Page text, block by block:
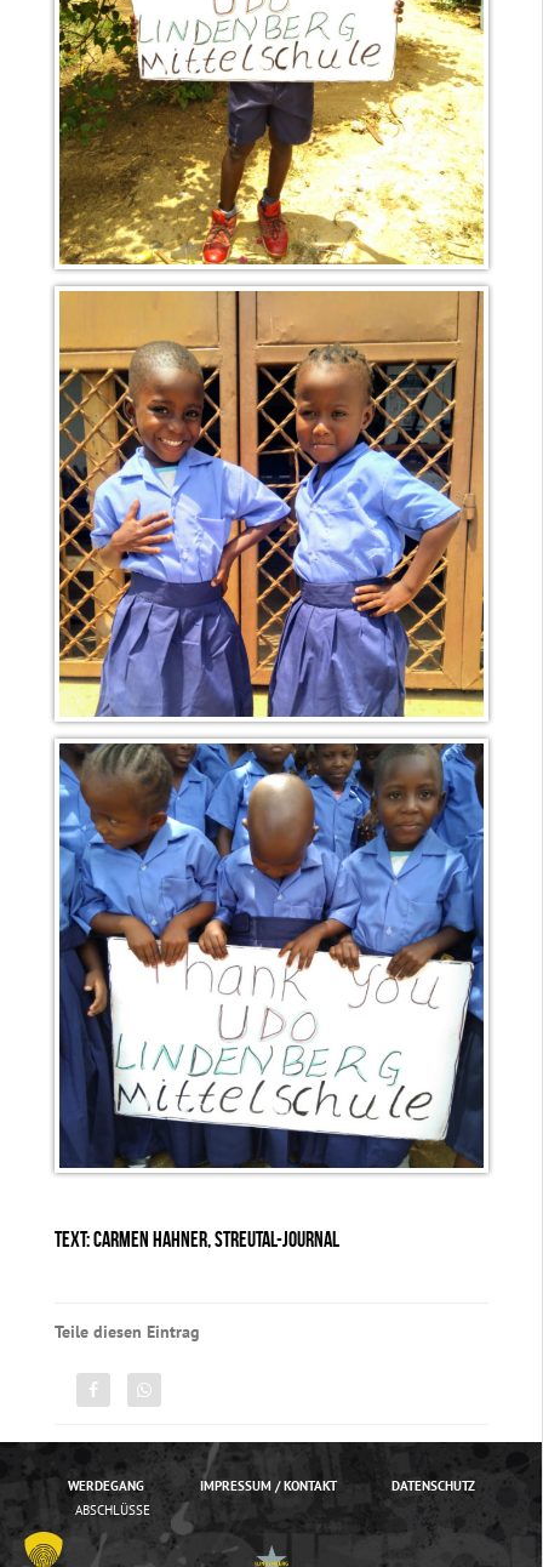
TEXT: CARMEN HAHNER, STREUTAL-JOURNAL
Teile diesen Eintrag
WERDEGANG
ABSCHLÜSSE
IMPRESSUM / KONTAKT DATENSCHUTZ